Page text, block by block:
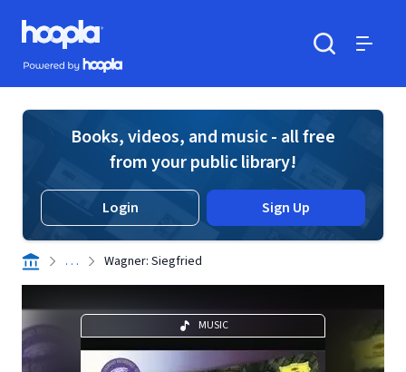
Skip to main content
Hoopla logo
Powered by Hoopla
Books, videos, and music - all free
from your public library!
Login Sign Up
. . . Wagner: Siegfried
MUSIC